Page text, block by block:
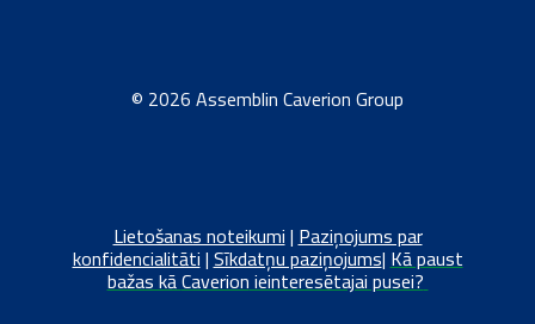
© 2026 Assemblin Caverion Group
Lietošanas noteikumi|Paziņojums par
konfidencialitāti|Sīkdatņu paziņojums|Kā paust
bažas kāCaverionieinteresētajai pusei?